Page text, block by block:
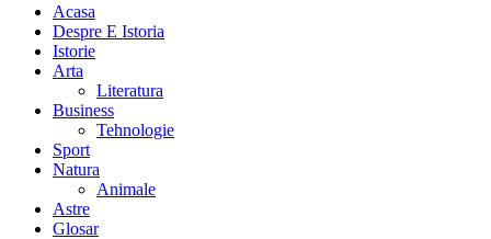
Acasa
Despre E Istoria
Istorie
Arta
Literatura
Business
Tehnologie
Sport
Natura
Animale
Astre
Glosar